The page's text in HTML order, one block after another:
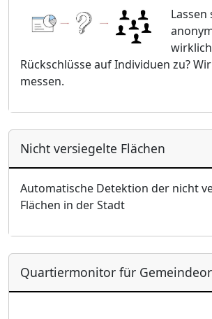
Rückschlüsse auf Individuen zu?
messen.
Nicht versiegelte Flächen
Automatische Detektion der nicht
Flächen in der Stadt
Quartiermonitor für